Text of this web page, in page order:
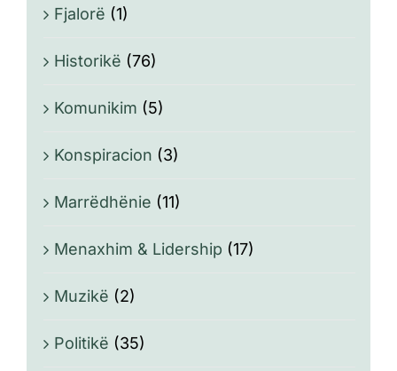
Fjalorë (1)
Historikë (76)
Komunikim (5)
Konspiracion (3)
Marrëdhënie (11)
Menaxhim & Lidership (17)
Muzikë (2)
Politikë (35)